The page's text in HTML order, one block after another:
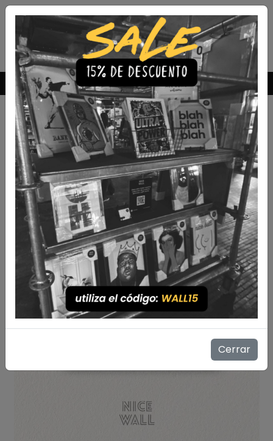
Envío Gratis a todo Chile comprando 3 o más productos
Cerrar